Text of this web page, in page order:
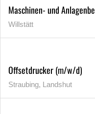
Maschinen- und
Willstätt
Offsetdrucker (m/w/d)
Straubing, Landshut